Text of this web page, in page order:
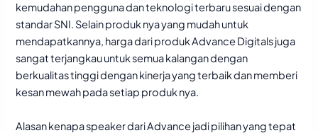
kemudahan pengguna dan teknologi terbaru sesuai dengan
standar SNI. Selain produk nya yang mudah untuk
mendapatkannya, harga dari produk Advance Digitals juga
sangat terjangkau untuk semua kalangan dengan
berkualitas tinggi dengan kinerja yang terbaik dan memberi
kesan mewah pada setiap produk nya.
Alasan kenapa speaker dari Advance jadi pilihan yang tepat